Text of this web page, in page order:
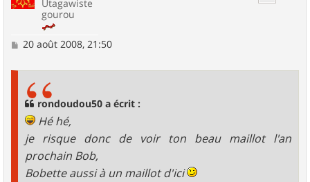
Utagawiste
gourou
M
20 août 2008, 21:50
rondoudou50 a écrit :
Hé hé,
je risque donc de voir ton beau maillot l'an
prochain Bob,
Bobette aussi à un maillot d'ici